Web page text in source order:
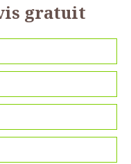
gratuit